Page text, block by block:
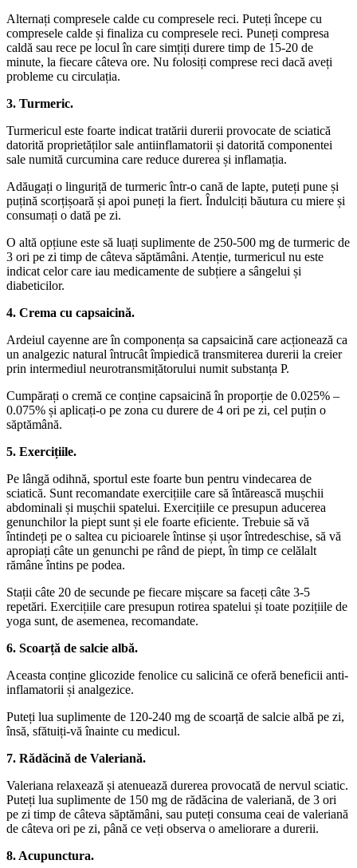
Alternați compresele calde cu compresele reci. Puteți începe cu
compresele calde și finaliza cu compresele reci. Puneți compresa
caldă sau rece pe locul în care simțiți durere timp de 15-20 de
minute, la fiecare câteva ore. Nu folosiți comprese reci dacă aveți
probleme cu circulația.
3. Turmeric.
Turmericul este foarte indicat tratării durerii provocate de sciatică
datorită proprietăților sale antiinflamatorii și datorită componentei
sale numită curcumina care reduce durerea și inflamația.
Adăugați o linguriță de turmeric într-o cană de lapte, puteți pune și
puțină scorțișoară și apoi puneți la fiert. Îndulciți băutura cu miere și
consumați o dată pe zi.
O altă opțiune este să luați suplimente de 250-500 mg de turmeric de
3 ori pe zi timp de câteva săptămâni. Atenție, turmericul nu este
indicat celor care iau medicamente de subțiere a sângelui și
diabeticilor.
4. Crema cu capsaicină.
Ardeiul cayenne are în componența sa capsaicină care acționează ca
un analgezic natural întrucât împiedică transmiterea durerii la creier
prin intermediul neurotransmițătorului numit substanța P.
Cumpărați o cremă ce conține capsaicină în proporție de 0.025% –
0.075% și aplicați-o pe zona cu durere de 4 ori pe zi, cel puțin o
săptămână.
5. Exercițiile.
Pe lângă odihnă, sportul este foarte bun pentru vindecarea de
sciatică. Sunt recomandate exercițiile care să întărească mușchii
abdominali și mușchii spatelui. Exercițiile ce presupun aducerea
genunchilor la piept sunt și ele foarte eficiente. Trebuie să vă
întindeți pe o saltea cu picioarele întinse și ușor întredeschise, să vă
apropiați câte un genunchi pe rând de piept, în timp ce celălalt
rămâne întins pe podea.
Stații câte 20 de secunde pe fiecare mișcare sa faceți câte 3-5
repetări. Exercițiile care presupun rotirea spatelui și toate pozițiile de
yoga sunt, de asemenea, recomandate.
6. Scoarță de salcie albă.
Aceasta conține glicozide fenolice cu salicină ce oferă beneficii anti-
inflamatorii și analgezice.
Puteți lua suplimente de 120-240 mg de scoarță de salcie albă pe zi,
însă, sfătuiți-vă înainte cu medicul.
7. Rădăcină de Valeriană.
Valeriana relaxează și atenuează durerea provocată de nervul sciatic.
Puteți lua suplimente de 150 mg de rădăcina de valeriană, de 3 ori
pe zi timp de câteva săptămâni, sau puteți consuma ceai de valeriană
de câteva ori pe zi, până ce veți observa o ameliorare a durerii.
8. Acupunctura.